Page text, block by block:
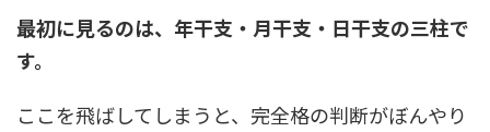
最初に見るのは、年干支・月干支・日干支の三柱で
す。
ここを飛ばしてしまうと、完全格の判断がぼんやり